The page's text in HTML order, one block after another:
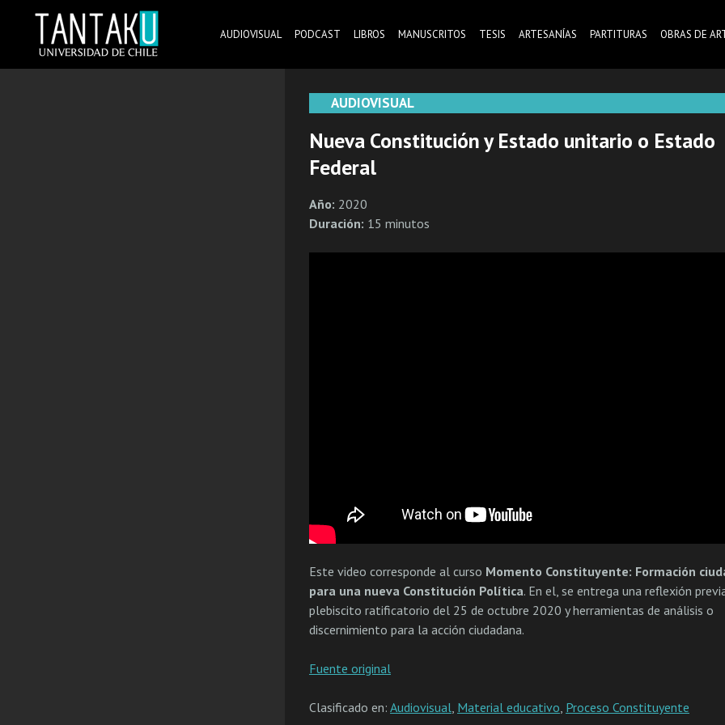
content
AUDIOVISUAL PODCAST LIBROS MANUSCRITOS TESIS ARTESANÍAS PARTITURAS OBRAS DE
AUDIOVISUAL
Nueva Constitución y Estado unitario o Estado
Federal
Año: 2020
Duración: 15 minutos
Este video corresponde al curso Momento Constituyente: Formación
para una nueva Constitución Política. En el, se entrega una reflexión
plebiscito ratificatorio del 25 de octubre 2020 y herramientas de análisis o
discernimiento para la acción ciudadana.
Fuente original
Clasificado en: Audiovisual, Material educativo, Proceso Constituyente